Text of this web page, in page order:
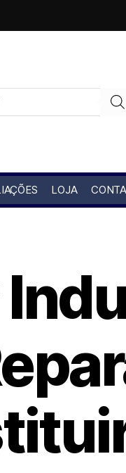
LOJA